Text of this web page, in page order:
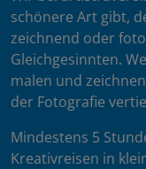
schönere Art gibt,
zeichnend oder
Gleichgesinnten.
malen und
der Fotografie
Mindestens 5
Kreativreisen in